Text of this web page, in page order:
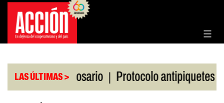
Saltar
contenido
LAS ÚLTIMAS >
Bolsa de Rosario | Protocolo antipiquetes |